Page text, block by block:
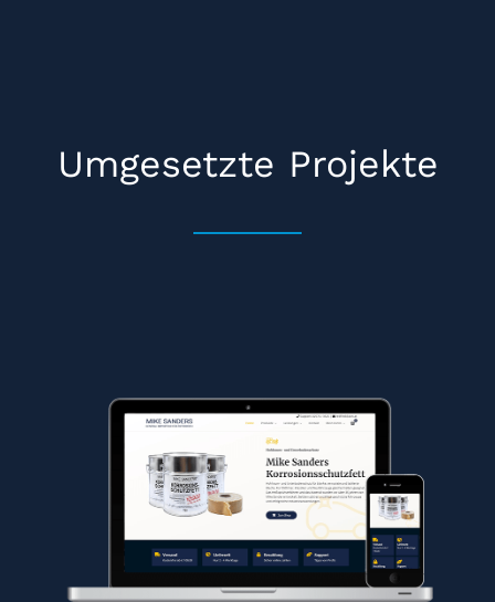
Umgesetzte Projekte
Webshop Erstellung und SEO für Mike
Sanders